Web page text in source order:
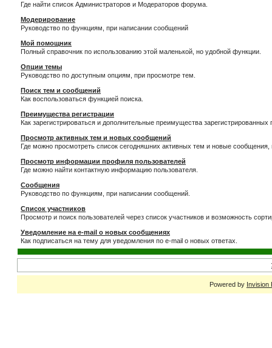
Где найти список Администраторов и Модераторов форума.
Модерирование
Руководство по функциям, при написании сообщений
Мой помощник
Полный справочник по использованию этой маленькой, но удобной функции.
Опции темы
Руководство по доступным опциям, при просмотре тем.
Поиск тем и сообщений
Как воспользоваться функцией поиска.
Преимущества регистрации
Как зарегистрироваться и дополнительные преимущества зарегистрированных
Просмотр активных тем и новых сообщений
Где можно просмотреть список сегодняшних активных тем и новые
Просмотр информации профиля пользователей
Где можно найти контактную информацию пользователя.
Сообщения
Руководство по функциям, при написании сообщений.
Список участников
Просмотр и поиск пользователей через список участников и возможность
Уведомление на e-mail о новых сообщениях
Как подписаться на тему для уведомления по e-mail о новых ответах.
Powered by Invision